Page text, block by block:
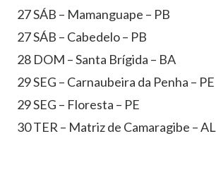
27 SÁB – Mamanguape – PB
27 SÁB – Cabedelo – PB
28 DOM – Santa Brígida – BA
29 SEG – Carnaubeira da Penha – PE
29 SEG – Floresta – PE
30 TER – Matriz de Camaragibe – AL